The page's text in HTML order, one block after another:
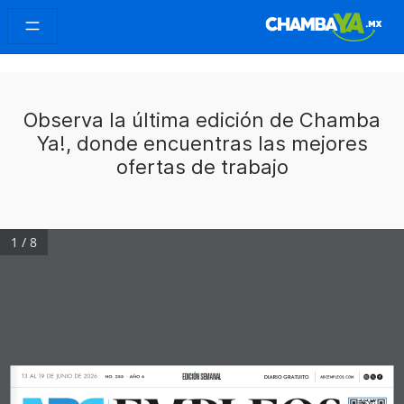
Observa la última edición de Chamba
Ya!, donde encuentras las mejores
ofertas de trabajo
NO. 255  • AÑO 6 EDICIÓN SEMANAL DIARIO GRATUITO ABCEMPLEOS.COM
13 AL 19 DE JUNIO DE 2026
1 / 8